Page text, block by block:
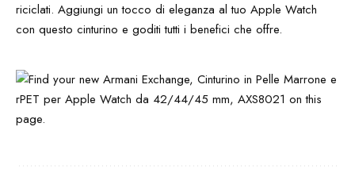
riciclati. Aggiungi un tocco di eleganza al tuo Apple Watch
con questo cinturino e goditi tutti i benefici che offre.